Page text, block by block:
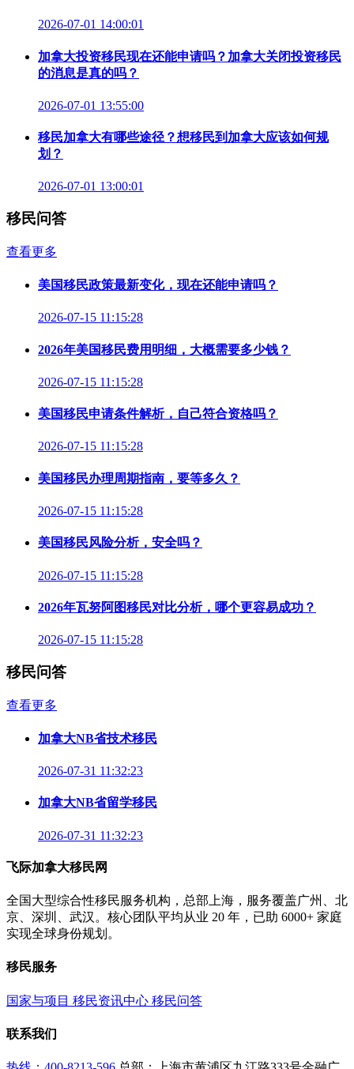
2026-07-01 14:00:01
加拿大投资移民现在还能申请吗？加拿大关闭投资移民
的消息是真的吗？
2026-07-01 13:55:00
移民加拿大有哪些途径？想移民到加拿大应该如何规
划？
2026-07-01 13:00:01
移民问答
查看更多
美国移民政策最新变化，现在还能申请吗？
2026-07-15 11:15:28
2026年美国移民费用明细，大概需要多少钱？
2026-07-15 11:15:28
美国移民申请条件解析，自己符合资格吗？
2026-07-15 11:15:28
美国移民办理周期指南，要等多久？
2026-07-15 11:15:28
美国移民风险分析，安全吗？
2026-07-15 11:15:28
2026年瓦努阿图移民对比分析，哪个更容易成功？
2026-07-15 11:15:28
移民问答
查看更多
加拿大NB省技术移民
2026-07-31 11:32:23
加拿大NB省留学移民
2026-07-31 11:32:23
飞际加拿大移民网
全国大型综合性移民服务机构，总部上海，服务覆盖广州、北
京、深圳、武汉。核心团队平均从业 20 年，已助 6000+ 家庭
实现全球身份规划。
移民服务
国家与项目 移民资讯中心 移民问答
联系我们